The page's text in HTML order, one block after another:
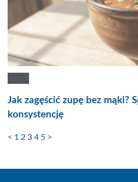
Jak zagęścić zupę bez mąki?
konsystencję
< 1 2 3 4 5 >